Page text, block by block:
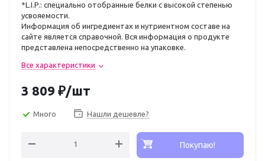
*L.I.P.: специально отобранные белки с высокой степенью
усвояемости.
Информация об ингредиентах и нутриентном составе на
сайте является справочной. Вся информация о продукте
представлена непосредственно на упаковке.
Все характеристики
3 809 ₽/шт
Много Нашли дешевле?
Покупаю!